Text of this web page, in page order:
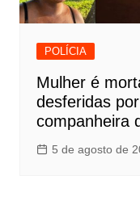
POLÍCIA
Mulher é
desferidas
companheira
5 de agosto de